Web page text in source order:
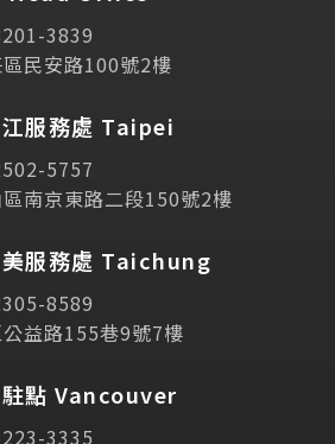
諮詢表單
立即諮詢
學生推薦
3839
民安路100號2樓
服務處 Taipei
5757
南京東路二段150號2樓
服務處 Taichung
8589
益路155巷9號7樓
點 Vancouver
3335